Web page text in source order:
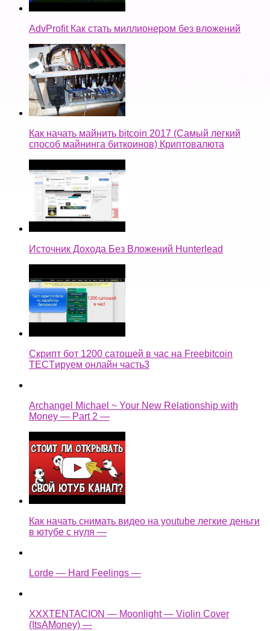
AdvProfit Как стать миллионером без вложений
Как начать майнить bitcoin 2017 (Самый легкий
способ майнинга биткоинов) Криптовалюта
Источник Дохода Без Вложений Hunterlead
Скрипт бот 1200 сатошей в час на Freebitcoin
TECTируем онлайн часть3
Archangel Michael ~ Your New Relationship with
Money — Part 2 —
Как начать снимать видео на youtube легкие деньги
в ютубе с нуля —
Lorde — Hard Feelings —
XXXTENTACION — Moonlight — Violin Cover
(ItsAMoney) —